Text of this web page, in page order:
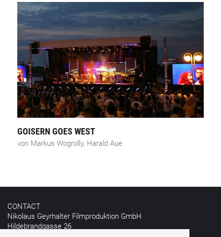
GOISERN GOES WEST
von Markus Wogrolly, Harald Aue
CONTACT
Nikolaus Geyrhalter Filmproduktion GmbH
Hildebrandgasse 26